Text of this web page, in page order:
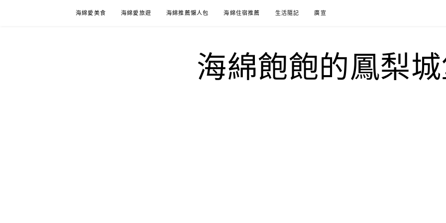
海綿愛美食 海綿愛旅遊 海綿推薦懶人包 海綿住宿推薦 生活隨記 廣宣
海綿飽飽的鳳梨